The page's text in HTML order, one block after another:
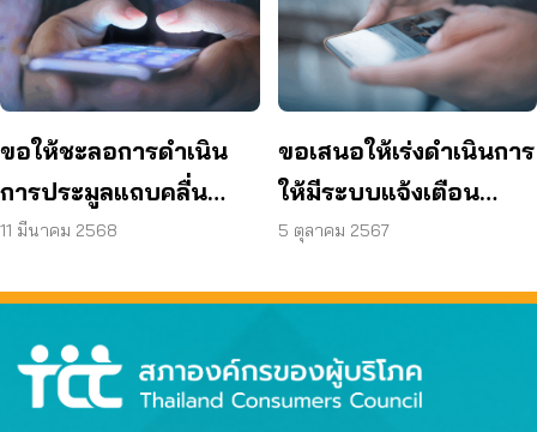
โทรคมนาคม แห่งชาติ
จำกัด (มหาชน)
กิจการโทรศัพท์เคลื่อนที่
ใหม่
ขอให้ชะลอการดำเนิน
การประมูลแถบคลื่น
ความถี่สำหรับกิจการ
11 มีนาคม 2568
ขอเสนอให้เร่งดำเนินการ
ให้มีระบบแจ้งเตือน
สาธารณภัยแห่งชาติ
โทรศัพท์มือถือ หรือ Cell
Broadcast
5 ตุลาคม 2567